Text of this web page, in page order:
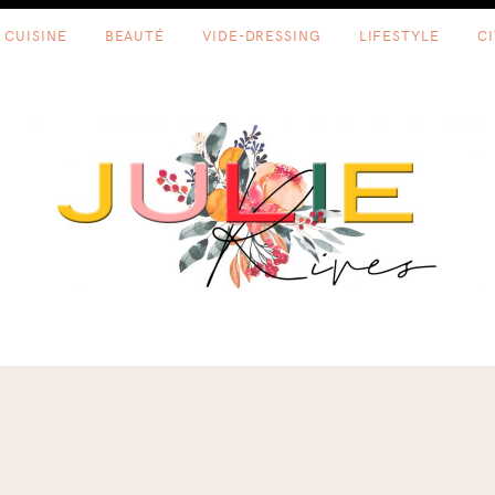
CUISINE BEAUTÉ VIDE-DRESSING LIFESTYLE